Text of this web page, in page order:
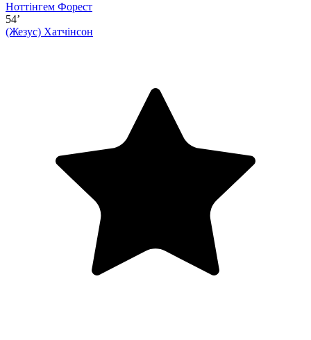
Ноттінгем Форест
54’
(Жезус) Хатчінсон